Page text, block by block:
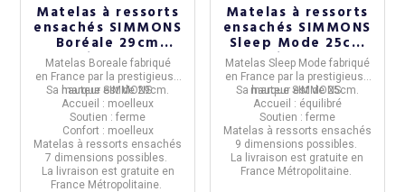
Matelas à ressorts
ensachés SIMMONS
Boréale 29cm
soutien ferme
accueil moelleux -
9 tailles
Matelas Borealefabriqué
en France par la prestigieuse
marque SIMMONS.
Sa hauteur est de29cm.
Accueil : moelleux
Soutien : ferme
Confort : moelleux
Matelas à ressorts ensachés
7 dimensions possibles.
La livraison est gratuite en
France Métropolitaine.
Matelas à ressorts
ensachés SIMMONS
Sleep Mode 25cm
soutien ferme
accueil équilibré -
9 tailles
Matelas Sleep Mode fabriqué
en France par la prestigieuse
marqueSIMMONS.
Sa hauteur est de25cm.
Accueil : équilibré
Soutien : ferme
Matelas à ressorts ensachés
9 dimensions possibles.
La livraison est gratuite en
France Métropolitaine.